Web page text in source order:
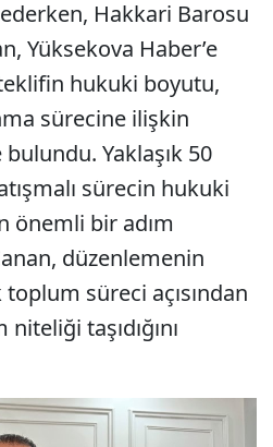
Hakkari Barosu
Yüksekova Haber’e
hukuki boyutu,
sürecine ilişkin
Yaklaşık 50
sürecin hukuki
önemli bir adım
düzenlemenin
süreci açısından
taşıdığını